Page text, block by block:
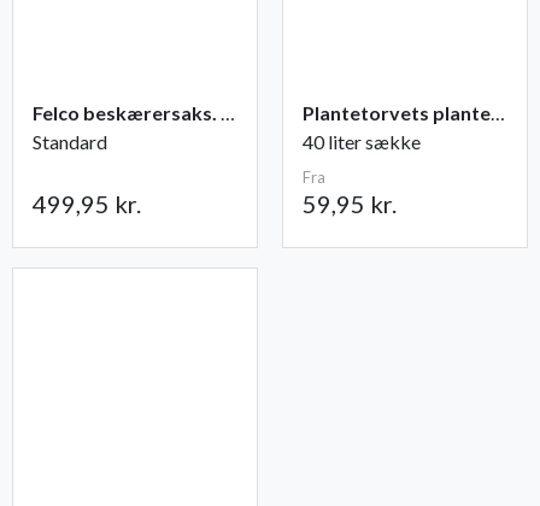
Felco beskærersaks. nr. 2
Standard
499,95 kr.
Plantetorvets plantejord
40 liter sække
Fra
59,95 kr.